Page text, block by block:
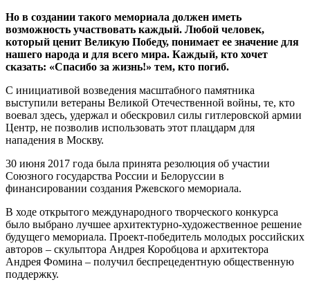
Но в создании такого мемориала должен иметь
возможность участвовать каждый. Любой человек,
который ценит Великую Победу, понимает ее значение для
нашего народа и для всего мира. Каждый, кто хочет
сказать: «Спасибо за жизнь!» тем, кто погиб.
С инициативой возведения масштабного памятника
выступили ветераны Великой Отечественной войны, те, кто
воевал здесь, удержал и обескровил силы гитлеровской армии
Центр, не позволив использовать этот плацдарм для
нападения в Москву.
30 июня 2017 года была принята резолюция об участии
Союзного государства России и Белоруссии в
финансировании создания Ржевского мемориала.
В ходе открытого международного творческого конкурса
было выбрано лучшее архитектурно-художественное решение
будущего мемориала. Проект-победитель молодых российских
авторов – скульптора Андрея Коробцова и архитектора
Андрея Фомина – получил беспрецедентную общественную
поддержку.